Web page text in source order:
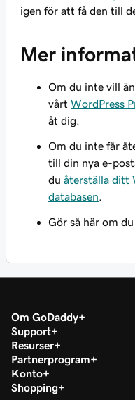
igen för att få den till
Mer
Om du inte vill
vårt WordPress
åt dig.
Om du inte får
till din nya e-
du återställa ditt
databasen
Gör så här om du
Om GoDaddy
Support
Resurser
Partnerprogram
Konto
Shopping